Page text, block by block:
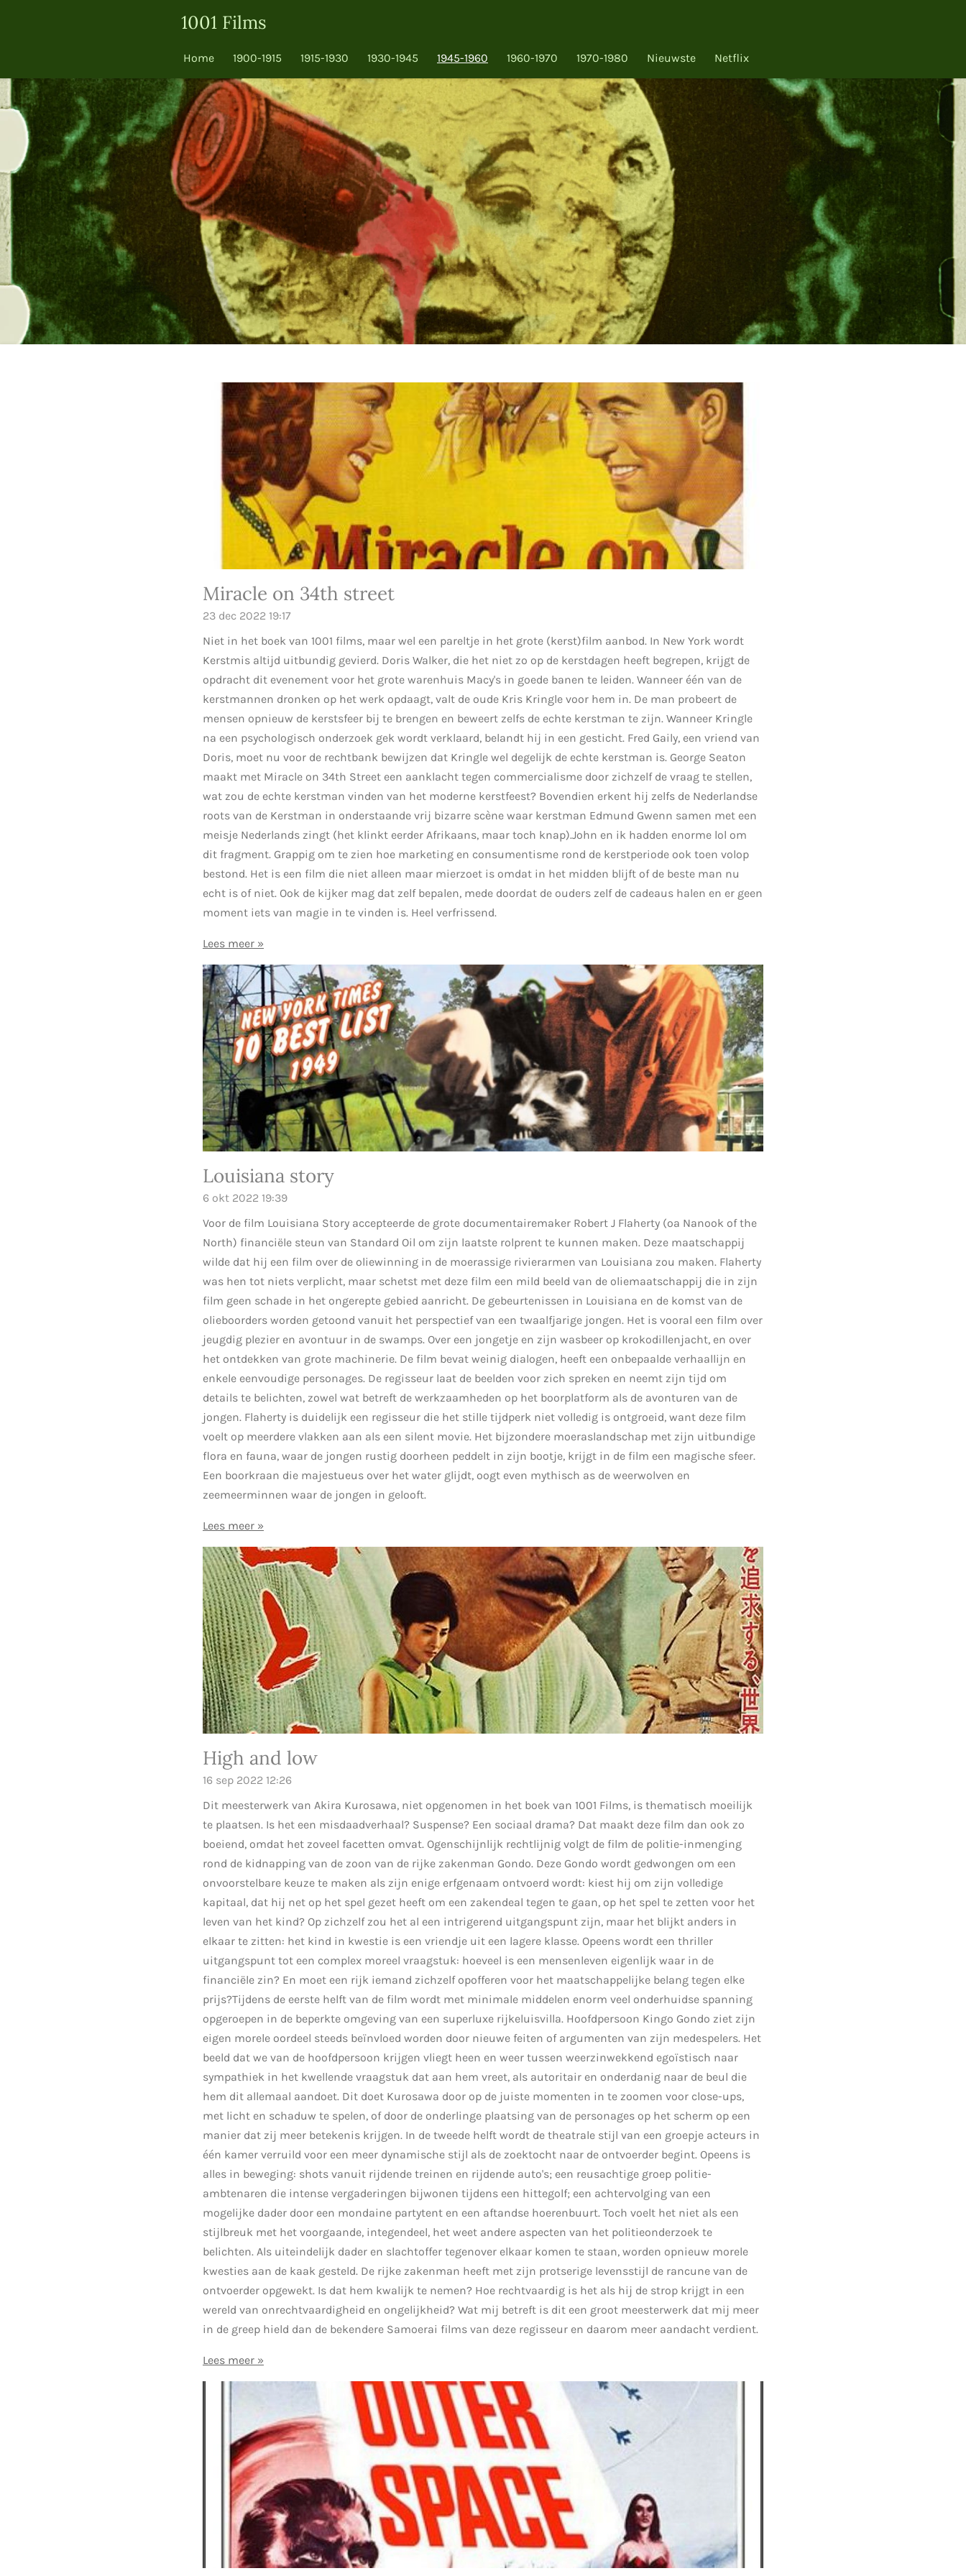
hoofdinhoud
1001 Films
Home 1900-1915 1915-1930 1930-1945 1945-1960 1960-1970 1970-1980 Nieuwste Netflix
Miracle on 34th street
23 dec 2022 19:17
Niet in het boek van 1001 films, maar wel een pareltje in het grote (kerst)film aanbod. In New York wordt
Kerstmis altijd uitbundig gevierd. Doris Walker, die het niet zo op de kerstdagen heeft begrepen, krijgt de
opdracht dit evenement voor het grote warenhuis Macy's in goede banen te leiden. Wanneer één van de
kerstmannen dronken op het werk opdaagt, valt de oude Kris Kringle voor hem in. De man probeert de
mensen opnieuw de kerstsfeer bij te brengen en beweert zelfs de echte kerstman te zijn. Wanneer Kringle
na een psychologisch onderzoek gek wordt verklaard, belandt hij in een gesticht. Fred Gaily, een vriend van
Doris, moet nu voor de rechtbank bewijzen dat Kringle wel degelijk de echte kerstman is. George Seaton
maakt met Miracle on 34th Street een aanklacht tegen commercialisme door zichzelf de vraag te stellen,
wat zou de echte kerstman vinden van het moderne kerstfeest? Bovendien erkent hij zelfs de Nederlandse
roots van de Kerstman in onderstaande vrij bizarre scène waar kerstman Edmund Gwenn samen met een
meisje Nederlands zingt (het klinkt eerder Afrikaans, maar toch knap).John en ik hadden enorme lol om
dit fragment. Grappig om te zien hoe marketing en consumentisme rond de kerstperiode ook toen volop
bestond. Het is een film die niet alleen maar mierzoet is omdat in het midden blijft of de beste man nu
echt is of niet. Ook de kijker mag dat zelf bepalen, mede doordat de ouders zelf de cadeaus halen en er geen
moment iets van magie in te vinden is. Heel verfrissend.
Lees meer »
Louisiana story
6 okt 2022 19:39
Voor de film Louisiana Story accepteerde de grote documentairemaker Robert J Flaherty (oa Nanook of the
North) financiële steun van Standard Oil om zijn laatste rolprent te kunnen maken. Deze maatschappij
wilde dat hij een film over de oliewinning in de moerassige rivierarmen van Louisiana zou maken. Flaherty
was hen tot niets verplicht, maar schetst met deze film een mild beeld van de oliemaatschappij die in zijn
film geen schade in het ongerepte gebied aanricht. De gebeurtenissen in Louisiana en de komst van de
olieboorders worden getoond vanuit het perspectief van een twaalfjarige jongen. Het is vooral een film over
jeugdig plezier en avontuur in de swamps. Over een jongetje en zijn wasbeer op krokodillenjacht, en over
het ontdekken van grote machinerie. De film bevat weinig dialogen, heeft een onbepaalde verhaallijn en
enkele eenvoudige personages. De regisseur laat de beelden voor zich spreken en neemt zijn tijd om
details te belichten, zowel wat betreft de werkzaamheden op het boorplatform als de avonturen van de
jongen. Flaherty is duidelijk een regisseur die het stille tijdperk niet volledig is ontgroeid, want deze film
voelt op meerdere vlakken aan als een silent movie. Het bijzondere moeraslandschap met zijn uitbundige
flora en fauna, waar de jongen rustig doorheen peddelt in zijn bootje, krijgt in de film een magische sfeer.
Een boorkraan die majestueus over het water glijdt, oogt even mythisch as de weerwolven en
zeemeerminnen waar de jongen in gelooft.
Lees meer »
High and low
16 sep 2022 12:26
Dit meesterwerk van Akira Kurosawa, niet opgenomen in het boek van 1001 Films, is thematisch moeilijk
te plaatsen. Is het een misdaadverhaal? Suspense? Een sociaal drama? Dat maakt deze film dan ook zo
boeiend, omdat het zoveel facetten omvat. Ogenschijnlijk rechtlijnig volgt de film de politie-inmenging
rond de kidnapping van de zoon van de rijke zakenman Gondo. Deze Gondo wordt gedwongen om een
onvoorstelbare keuze te maken als zijn enige erfgenaam ontvoerd wordt: kiest hij om zijn volledige
kapitaal, dat hij net op het spel gezet heeft om een zakendeal tegen te gaan, op het spel te zetten voor het
leven van het kind? Op zichzelf zou het al een intrigerend uitgangspunt zijn, maar het blijkt anders in
elkaar te zitten: het kind in kwestie is een vriendje uit een lagere klasse. Opeens wordt een thriller
uitgangspunt tot een complex moreel vraagstuk: hoeveel is een mensenleven eigenlijk waar in de
financiële zin? En moet een rijk iemand zichzelf opofferen voor het maatschappelijke belang tegen elke
prijs?Tijdens de eerste helft van de film wordt met minimale middelen enorm veel onderhuidse spanning
opgeroepen in de beperkte omgeving van een superluxe rijkeluisvilla. Hoofdpersoon Kingo Gondo ziet zijn
eigen morele oordeel steeds beïnvloed worden door nieuwe feiten of argumenten van zijn medespelers. Het
beeld dat we van de hoofdpersoon krijgen vliegt heen en weer tussen weerzinwekkend egoïstisch naar
sympathiek in het kwellende vraagstuk dat aan hem vreet, als autoritair en onderdanig naar de beul die
hem dit allemaal aandoet. Dit doet Kurosawa door op de juiste momenten in te zoomen voor close-ups,
met licht en schaduw te spelen, of door de onderlinge plaatsing van de personages op het scherm op een
manier dat zij meer betekenis krijgen. In de tweede helft wordt de theatrale stijl van een groepje acteurs in
één kamer verruild voor een meer dynamische stijl als de zoektocht naar de ontvoerder begint. Opeens is
alles in beweging: shots vanuit rijdende treinen en rijdende auto's; een reusachtige groep politie-
ambtenaren die intense vergaderingen bijwonen tijdens een hittegolf; een achtervolging van een
mogelijke dader door een mondaine partytent en een aftandse hoerenbuurt. Toch voelt het niet als een
stijlbreuk met het voorgaande, integendeel, het weet andere aspecten van het politieonderzoek te
belichten. Als uiteindelijk dader en slachtoffer tegenover elkaar komen te staan, worden opnieuw morele
kwesties aan de kaak gesteld. De rijke zakenman heeft met zijn protserige levensstijl de rancune van de
ontvoerder opgewekt. Is dat hem kwalijk te nemen? Hoe rechtvaardig is het als hij de strop krijgt in een
wereld van onrechtvaardigheid en ongelijkheid? Wat mij betreft is dit een groot meesterwerk dat mij meer
in de greep hield dan de bekendere Samoerai films van deze regisseur en daarom meer aandacht verdient.
Lees meer »